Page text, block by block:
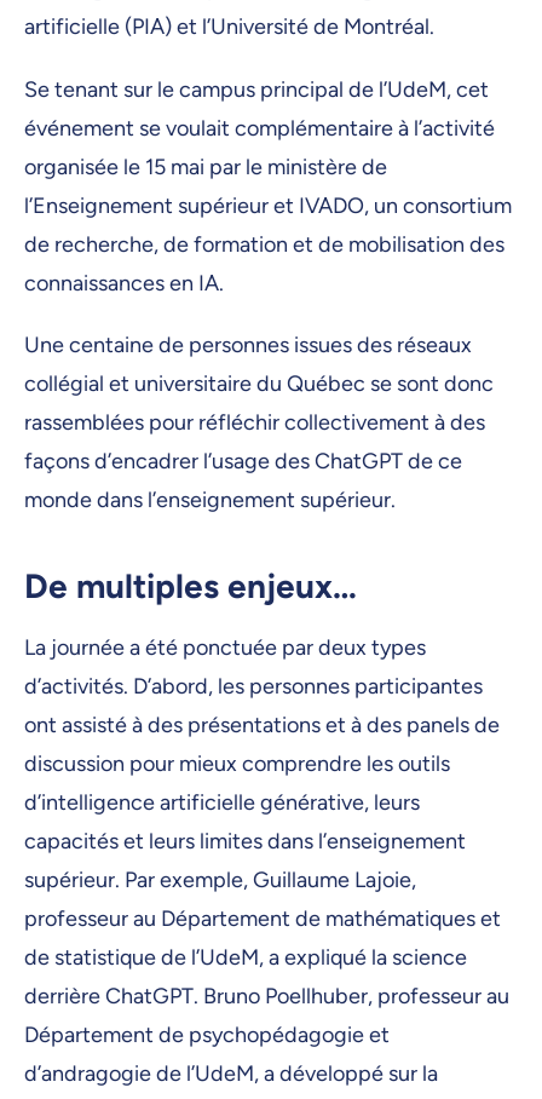
artificielle (PIA) et l’Université de Montréal.
Se tenant sur le campus principal de l’UdeM, cet
événement se voulait complémentaire à l’activité
organisée le 15 mai par le ministère de
l’Enseignement supérieur et IVADO, un consortium
de recherche, de formation et de mobilisation des
connaissances en IA.
Une centaine de personnes issues des réseaux
collégial et universitaire du Québec se sont donc
rassemblées pour réfléchir collectivement à des
façons d’encadrer l’usage des ChatGPT de ce
monde dans l’enseignement supérieur.
De multiples enjeux…
La journée a été ponctuée par deux types
d’activités. D’abord, les personnes participantes
ont assisté à des présentations et à des panels de
discussion pour mieux comprendre les outils
d’intelligence artificielle générative, leurs
capacités et leurs limites dans l’enseignement
supérieur. Par exemple, Guillaume Lajoie,
professeur au Département de mathématiques et
de statistique de l’UdeM, a expliqué la science
derrière ChatGPT. Bruno Poellhuber, professeur au
Département de psychopédagogie et
d’andragogie de l’UdeM, a développé sur la